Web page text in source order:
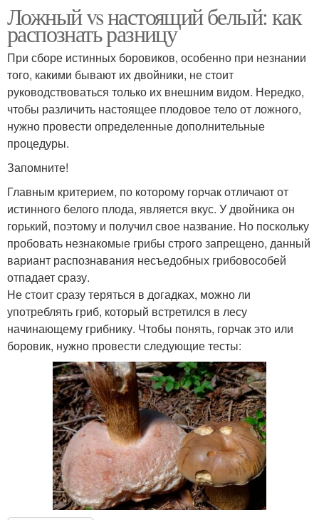
Ложный vs настоящий белый: как
распознать разницу
При сборе истинных боровиков, особенно при незнании
того, какими бывают их двойники, не стоит
руководствоваться только их внешним видом. Нередко,
чтобы различить настоящее плодовое тело от ложного,
нужно провести определенные дополнительные
процедуры.
Запомните!
Главным критерием, по которому горчак отличают от
истинного белого плода, является вкус. У двойника он
горький, поэтому и получил свое название. Но поскольку
пробовать незнакомые грибы строго запрещено, данный
вариант распознавания несъедобных грибовособей
отпадает сразу.
Не стоит сразу теряться в догадках, можно ли
употреблять гриб, который встретился в лесу
начинающему грибнику. Чтобы понять, горчак это или
боровик, нужно провести следующие тесты: